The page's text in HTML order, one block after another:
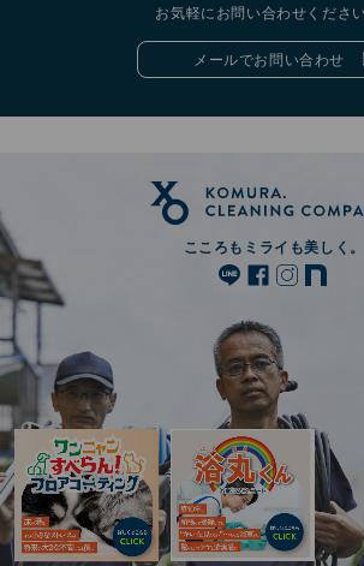
お気軽にお問い合わせください
メールでお問い合わせ
こころもミライも美しく。